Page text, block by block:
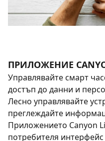
ПРИЛОЖЕНИЕ
Управлявайте смарт
достъп до данни и
Лесно управлявайте
преглеждайте
Приложението Canyon
потребителя